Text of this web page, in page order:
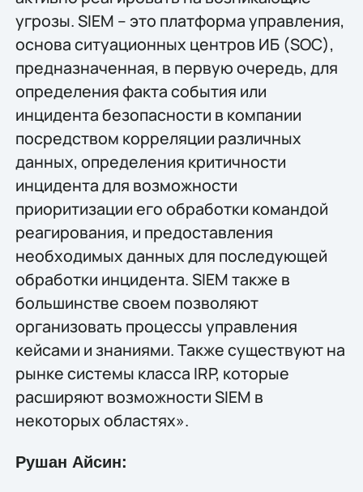
угрозы. SIEM – это платформа управления,
основа ситуационных центров ИБ (SOC),
предназначенная, в первую очередь, для
определения факта события или
инцидента безопасности в компании
посредством корреляции различных
данных, определения критичности
инцидента для возможности
приоритизации его обработки командой
реагирования, и предоставления
необходимых данных для последующей
обработки инцидента. SIEM также в
большинстве своем позволяют
организовать процессы управления
кейсами и знаниями. Также существуют на
рынке системы класса IRP, которые
расширяют возможности SIEM в
некоторых областях».
Рушан Айсин: